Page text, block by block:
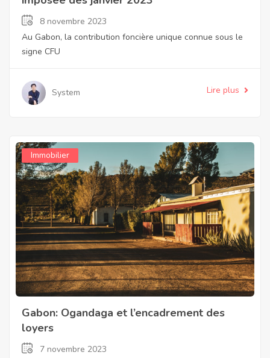
8 novembre 2023
Au Gabon, la contribution foncière unique connue sous le
signe CFU
System Lire plus
Immobilier
Gabon: Ogandaga et l’encadrement des
loyers
7 novembre 2023